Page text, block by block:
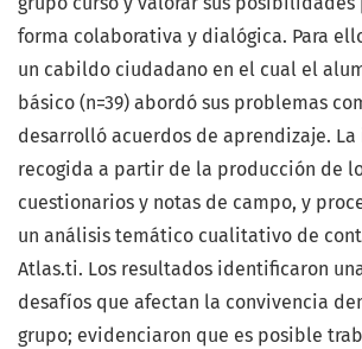
forma colaborativa y dialógica. Para
un cabildo ciudadano en el cual el
básico (n=39) abordó sus problemas
desarrolló acuerdos de aprendizaje.
recogida a partir de la producción de
cuestionarios y notas de campo, y
un análisis temático cualitativo de
Atlas.ti. Los resultados identificaron
desafíos que afectan la convivencia
grupo; evidenciaron que es posible